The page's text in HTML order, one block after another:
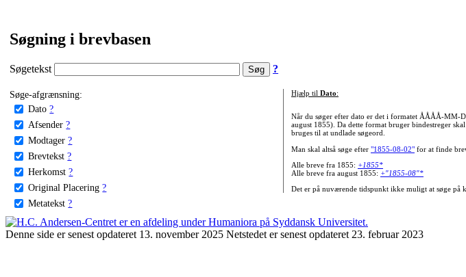
Søgning i brevbasen
Søgetekst ?
Søge-afgrænsning:
Dato ?
Afsender ?
Modtager ?
Brevtekst ?
Herkomst ?
Original Placering ?
Metatekst ?
Hjælp til Dato:
Når du søger efter dato er det i formatet ÅÅÅÅ-MM-
august 1855). Da dette format bruger bindestreger
bruges til at undlade søgeord.
Man skal altså søge efter "1855-08-02"for at finde
Alle breve fra 1855: +1855*
Alle breve fra august 1855: +"1855-08"*
Det er på nuværende tidspunkt ikke muligt at søge på
Denne side er senest opdateret 13. november 2025 Netstedet er senest opdateret 23. februar 2023